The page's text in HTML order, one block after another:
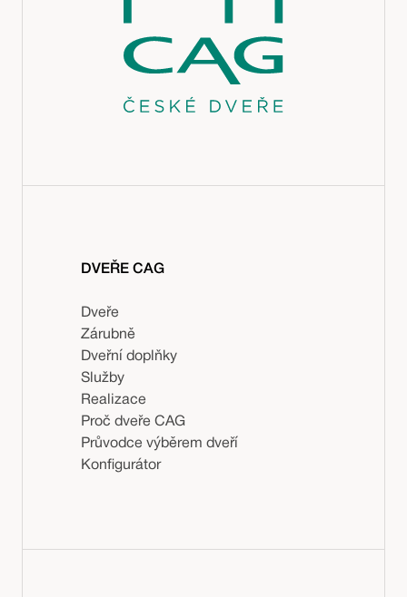
DVEŘE CAG
Dveře
Zárubně
Dveřní doplňky
Služby
Realizace
Proč dveře CAG
Průvodce výběrem dveří
Konfigurátor